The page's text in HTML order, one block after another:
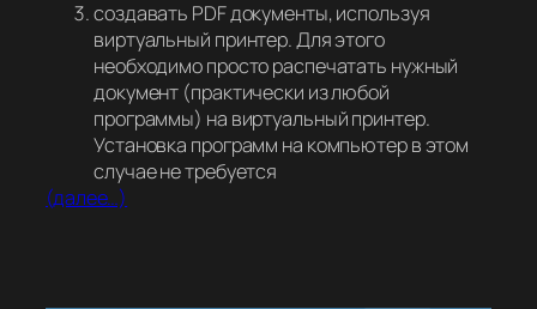
создавать PDF документы, используя
виртуальный принтер. Для этого
необходимо просто распечатать нужный
документ (практически из любой
программы) на виртуальный принтер.
Установка программ на компьютер в этом
случае не требуется
(далее…)